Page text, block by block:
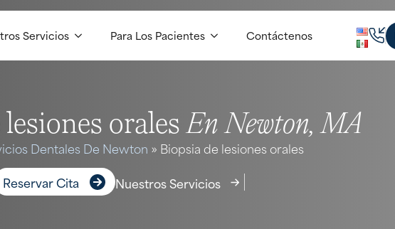
Servicios Para Los Pacientes Contáctenos
oralesEn Newton, MA
Dentales De Newton » Biopsia de lesiones orales
Reservar Cita Nuestros Servicios